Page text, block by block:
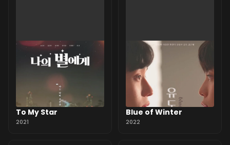
To My Star
2021
Blue of Winter
2022